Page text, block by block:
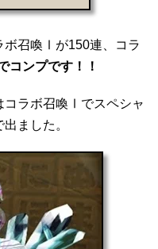
ボ召喚Ⅰが150連、コラ
コンプです！！
コラボ召喚Ⅰでスペシャ
ました。